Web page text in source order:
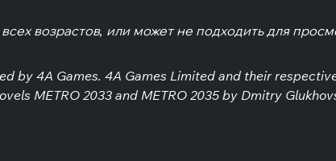
возрастов, или может не подходить для
by 4A Games. 4A Games Limited and their
METRO 2033 and METRO 2035 by Dmitry